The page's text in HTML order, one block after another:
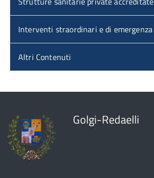
Interventi straordinari e di emergenza
Altri Contenuti
Golgi-Redaelli